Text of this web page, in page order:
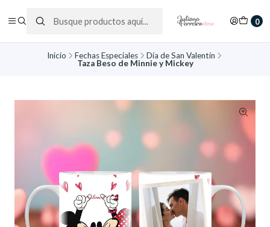
0
Inicio Fechas Especiales
Día de San Valentín
Taza Beso de Minnie y Mickey